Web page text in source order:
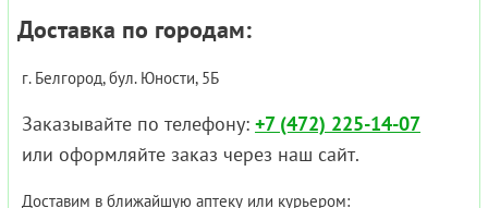
Доставка по городам:
г. Белгород, бул. Юности, 5Б
Заказывайте по телефону: +7 (472) 225-14-07
или оформляйте заказ через наш сайт.
Доставим в ближайшую аптеку или курьером: